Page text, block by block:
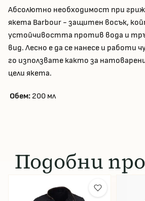
Абсолютно необходимост при
якета Barbour - защитен восък,
устойчивостта против вода и
вид. Лесно е да се нанесе и работи
го използвате както за
цели якета.
Обем: 200 мл
Подобни